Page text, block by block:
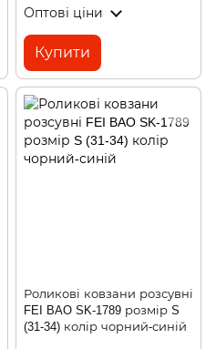
Оптові ціни
Купити
Роликові ковзани розсувні
FEI BAO SK-1789 розмір S
(31-34) колір чорний-синій